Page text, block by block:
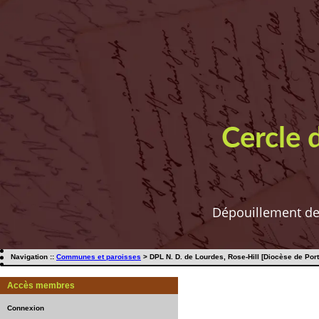
Cercle
Dépouillement
Navigation :: Communes et paroisses > DPL N. D. de Lourdes, Rose-Hill [Diocèse de
Accès membres
Connexion